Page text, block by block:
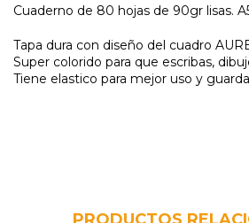
Cuaderno de 80 hojas de 90gr lisas.
Tapa dura con diseño del cuadro
Super colorido para que escribas,
Tiene elastico para mejor uso y